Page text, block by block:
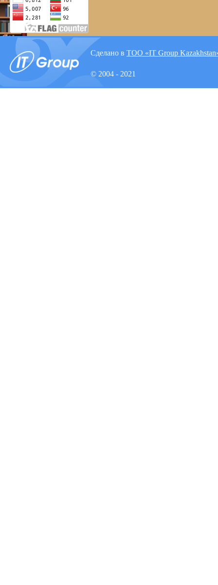
Сделано в ТОО «IT Group
© 2004 - 2021